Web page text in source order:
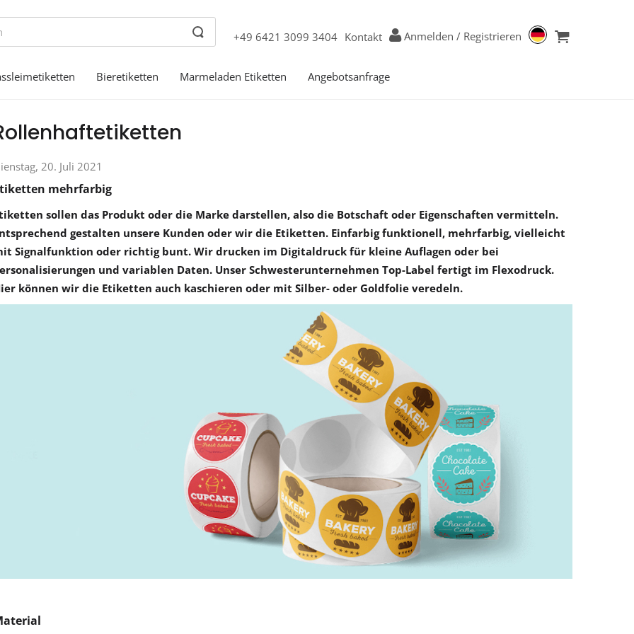
+49 6421 3099 3404 Kontakt Anmelden / Registrieren
Bieretiketten Marmeladen Etiketten Angebotsanfrage
20. Juli 2021
mehrfarbig
sollen das Produkt oder die Marke darstellen, also die Botschaft oder Eigenschaften vermitteln.
gestalten unsere Kunden oder wir die Etiketten. Einfarbig funktionell, mehrfarbig, vielleicht
Signalfunktion oder richtig bunt. Wir drucken im Digitaldruck für kleine Auflagen oder bei
und variablen Daten. Unser Schwesterunternehmen Top-Label fertigt im Flexodruck.
können wir die Etiketten auch kaschieren oder mit Silber- oder Goldfolie veredeln.